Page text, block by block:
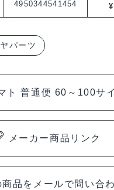
4950344541454
¥
パーツ
ト 普通便 60～100サ
メーカー商品リンク
商品をメールで問い合